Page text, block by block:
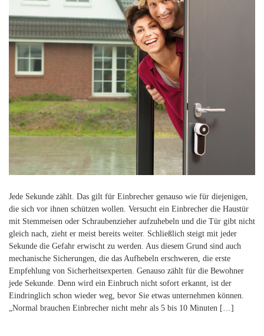
Jede Sekunde zählt. Das gilt für Einbrecher genauso wie für diejenigen,
die sich vor ihnen schützen wollen. Versucht ein Einbrecher die Haustür
mit Stemmeisen oder Schraubenzieher aufzuhebeln und die Tür gibt nicht
gleich nach, zieht er meist bereits weiter. Schließlich steigt mit jeder
Sekunde die Gefahr erwischt zu werden. Aus diesem Grund sind auch
mechanische Sicherungen, die das Aufhebeln erschweren, die erste
Empfehlung von Sicherheitsexperten. Genauso zählt für die Bewohner
jede Sekunde. Denn wird ein Einbruch nicht sofort erkannt, ist der
Eindringlich schon wieder weg, bevor Sie etwas unternehmen können.
„Normal brauchen Einbrecher nicht mehr als 5 bis 10 Minuten […]